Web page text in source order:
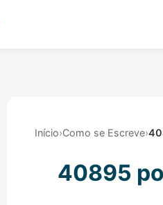
Início›Como se Escreve›
40895